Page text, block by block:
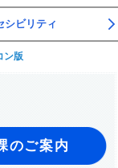
シビリティ
ン版
のご案内